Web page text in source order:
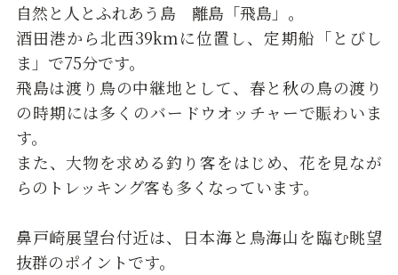
自然と人とふれあう島 離島「飛島」。
酒田港から北西39kmに位置し、定期船「とびし
ま」で75分です。
飛島は渡り鳥の中継地として、春と秋の鳥の渡り
の時期には多くのバードウオッチャーで賑わいま
す。
また、大物を求める釣り客をはじめ、花を見なが
らのトレッキング客も多くなっています。
鼻戸崎展望台付近は、日本海と鳥海山を臨む眺望
抜群のポイントです。